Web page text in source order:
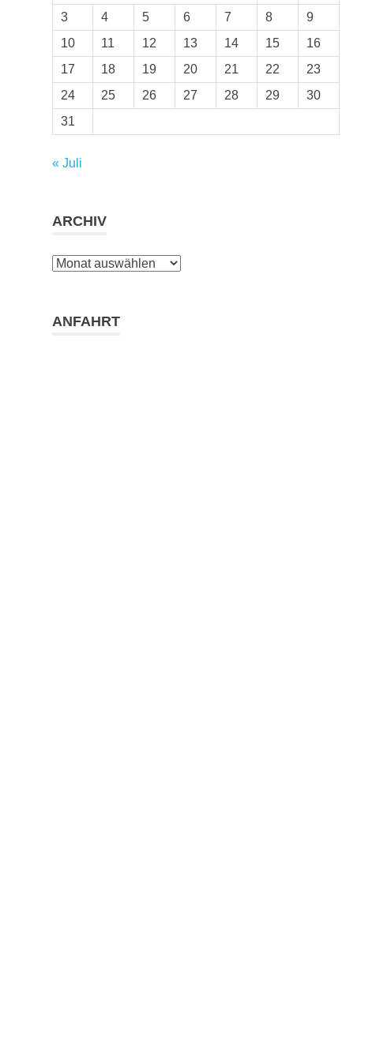
3
4 5 6 7 8
9
10
11 12 13 14 15
16
17
18 19 20 21 22
23
24
25 26 27 28 29
30
31
« Juli
ARCHIV
Archiv
ANFAHRT